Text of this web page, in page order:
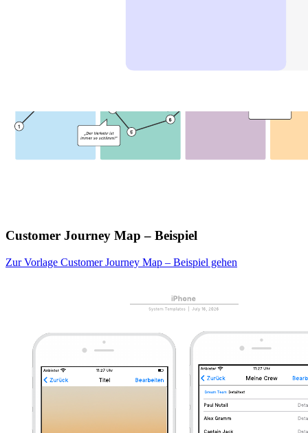
Customer Journey Map – Beispiel
Zur Vorlage Customer Journey Map – Beispiel gehen